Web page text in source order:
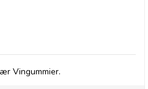
Vingummier.